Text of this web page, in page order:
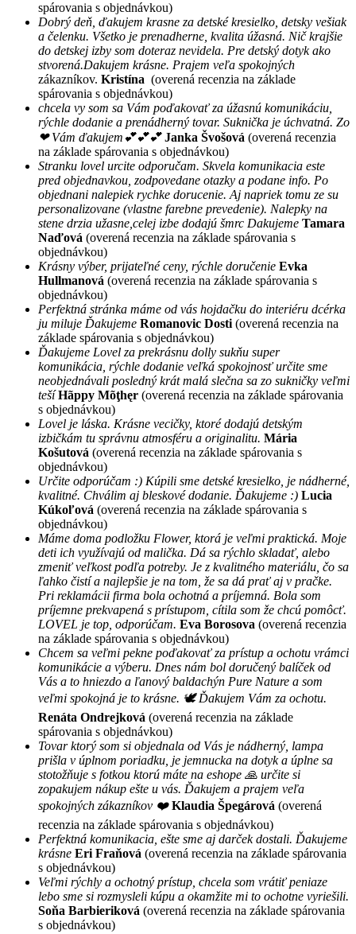
spárovania s objednávkou)
Dobrý deň, ďakujem krasne za detské kresielko, detsky vešiak
a čelenku. Všetko je prenadherne, kvalita úžasná. Nič krajšie
do detskej izby som doteraz nevidela. Pre detský dotyk ako
stvorená.Dakujem krásne. Prajem veľa spokojných
zákazníkov. Kristína (overená recenzia na základe
spárovania s objednávkou)
chcela vy som sa Vám poďakovať za úžasnú komunikáciu,
rýchle dodanie a prenádherný tovar. Suknička je úchvatná. Zo
❤ Vám ďakujem💕💕💕 Janka Švošová (overená recenzia
na základe spárovania s objednávkou)
Stranku lovel urcite odporučam. Skvela komunikacia este
pred objednavkou, zodpovedane otazky a podane info. Po
objednani nalepiek rychke dorucenie. Aj napriek tomu ze su
personalizovane (vlastne farebne prevedenie). Nalepky na
stene drzia užasne,celej izbe dodajú šmrc Dakujeme Tamara
Naďová (overená recenzia na základe spárovania s
objednávkou)
Krásny výber, prijateľné ceny, rýchle doručenie Evka
Hullmanová (overená recenzia na základe spárovania s
objednávkou)
Perfektná stránka máme od vás hojdačku do interiéru dcérka
ju miluje Ďakujeme Romanovic Dosti (overená recenzia na
základe spárovania s objednávkou)
Ďakujeme Lovel za prekrásnu dolly sukňu super
komunikácia, rýchle dodanie veľká spokojnosť určite sme
neobjednávali posledný krát malá slečna sa zo sukničky veľmi
tešíHãppy Mõţhęr (overená recenzia na základe spárovania
s objednávkou)
Lovel je láska. Krásne vecičky, ktoré dodajú detským
izbičkám tu správnu atmosféru a originalitu. Mária
Košutová (overená recenzia na základe spárovania s
objednávkou)
Určite odporúčam :) Kúpili sme detské kresielko, je nádherné,
kvalitné. Chválim aj bleskové dodanie. Ďakujeme :) Lucia
Kúkoľová (overená recenzia na základe spárovania s
objednávkou)
Máme doma podložku Flower, ktorá je veľmi praktická. Moje
deti ich využívajú od malička. Dá sa rýchlo skladať, alebo
zmeniť veľkost podľa potreby. Je z kvalitného materiálu, čo sa
ľahko čistí a najlepšie je na tom, že sa dá prať aj v pračke.
Pri reklamácii firma bola ochotná a príjemná. Bola som
príjemne prekvapená s prístupom, cítila som že chcú pomôcť.
LOVEL je top, odporúčam. Eva Borosova (overená recenzia
na základe spárovania s objednávkou)
Chcem sa veľmi pekne poďakovať za prístup a ochotu vrámci
komunikácie a výberu. Dnes nám bol doručený balíček od
Vás a to hniezdo a ľanový baldachýn Pure Nature a som
veľmi spokojná je to krásne. 🕊 Ďakujem Vám za ochotu.
Renáta Ondrejková (overená recenzia na základe
spárovania s objednávkou)
Tovar ktorý som si objednala od Vás je nádherný, lampa
prišla v úplnom poriadku, je jemnucka na dotyk a úplne sa
stotožňuje s fotkou ktorú máte na eshope 🙏 určite si
zopakujem nákup ešte u vás. Ďakujem a prajem veľa
spokojných zákazníkov ❤️ Klaudia Špegárová (overená
recenzia na základe spárovania s objednávkou)
Perfektná komunikacia, ešte sme aj darček dostali. Ďakujeme
krásne Eri Fraňová (overená recenzia na základe spárovania
s objednávkou)
Veľmi rýchly a ochotný prístup, chcela som vrátiť peniaze
lebo sme si rozmysleli kúpu a okamžite mi to ochotne vyriešili.
Soňa Barbieriková (overená recenzia na základe spárovania
s objednávkou)